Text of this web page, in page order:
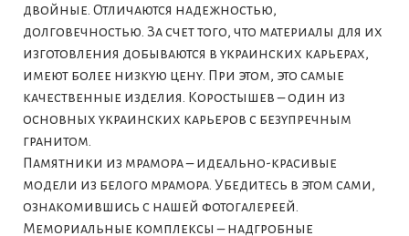
двойные. Отличаются надежностью,
долговечностью. За счет того, что материалы для их
изготовления добываются в украинских карьерах,
имеют более низкую цену. При этом, это самые
качественные изделия. Коростышев – один из
основных украинских карьеров с безупречным
гранитом.
Памятники из мрамора – идеально-красивые
модели из белого мрамора. Убедитесь в этом сами,
ознакомившись с нашей фотогалереей.
Мемориальные комплексы – надгробные